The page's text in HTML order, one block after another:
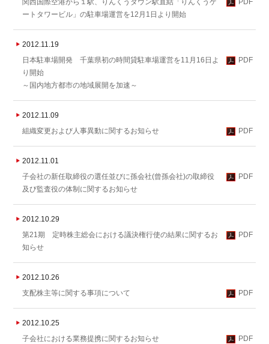
関西国際空港から１駅、りんくうタウン駅直結「りんくうゲ
ートタワービル」の 駐車場運営を12月1日より開始
PDF
2012.11.19
日本駐車場開発 千葉県初の時間貸駐車場運営を11月16日よ
り開始
～国内地方都市の地域展開を加速～
PDF
2012.11.09
組織変更および人事異動に関するお知らせ
PDF
2012.11.01
子会社の新任取締役の選任並びに孫会社(曾孫会社)の取締役
及び監査役の体制に関するお知らせ
PDF
2012.10.29
第21期 定時株主総会における議決権行使の結果に関するお
知らせ
PDF
2012.10.26
支配株主等に関する事項について
PDF
2012.10.25
子会社における業務提携に関するお知らせ
PDF